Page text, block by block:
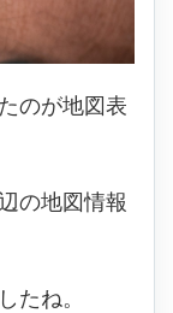
のが地図表
の地図情報
たね。